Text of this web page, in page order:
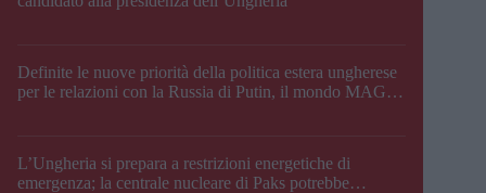
Definite le nuove priorità della politica estera ungherese
per le relazioni con la Russia di Putin, il mondo MAGA,
L’Ungheria si prepara a restrizioni energetiche di
emergenza; la centrale nucleare di Paks potrebbe